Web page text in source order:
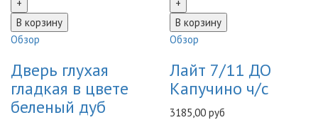
Обзор
Дверь глухая
гладкая в цвете
беленый дуб
Обзор
Лайт 7/11 ДО
Капучино ч/c
3185,00 руб